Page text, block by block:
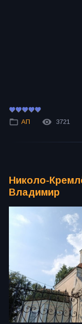
АП 3721
Николо-
Владимир